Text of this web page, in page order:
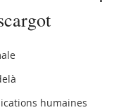
humaines